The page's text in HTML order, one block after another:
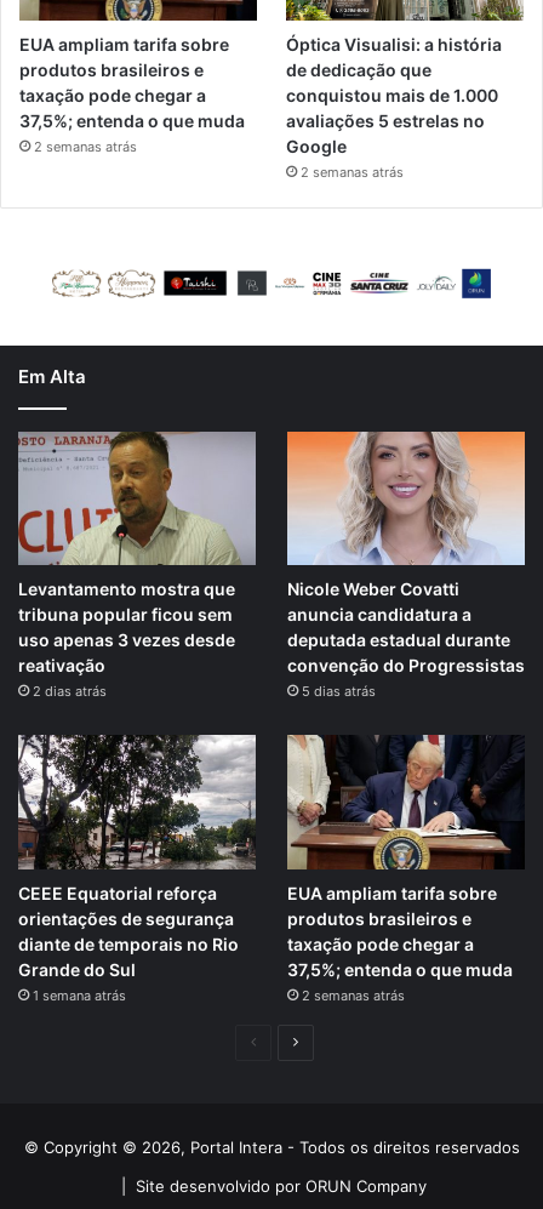
EUA ampliam tarifa sobre
produtos brasileiros e
taxação pode chegar a
37,5%; entenda o que muda
2 semanas atrás
Óptica Visualisi: a história
de dedicação que
conquistou mais de 1.000
avaliações 5 estrelas no
Google
2 semanas atrás
Em Alta
Levantamento mostra que
tribuna popular ficou sem
uso apenas 3 vezes desde
reativação
2 dias atrás
Nicole Weber Covatti
anuncia candidatura a
deputada estadual durante
convenção do Progressistas
5 dias atrás
CEEE Equatorial reforça
orientações de segurança
diante de temporais no Rio
Grande do Sul
1 semana atrás
EUA ampliam tarifa sobre
produtos brasileiros e
taxação pode chegar a
37,5%; entenda o que muda
2 semanas atrás
PáginaPróxima
© Copyright © 2026, Portal Intera - Todos os direitos reservados
Site desenvolvido por ORUN Company